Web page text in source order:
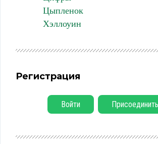
Цыпленок
Хэллоуин
Регистрация
Войти